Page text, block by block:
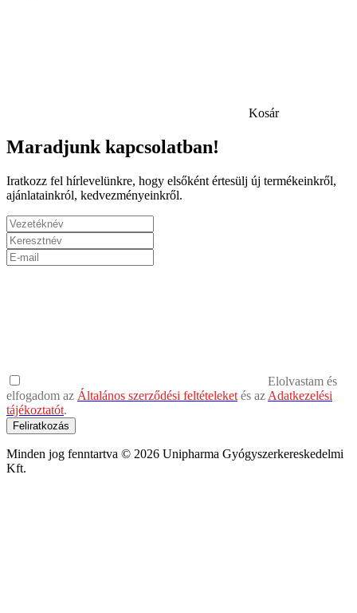
Kosár
Maradjunk kapcsolatban!
Iratkozz fel hírlevelünkre, hogy elsőként értesülj új termékeinkről,
ajánlatainkról, kedvezményeinkről.
Elolvastam és
elfogadom az Általános szerződési feltételeket és az Adatkezelési
tájékoztatót.
Feliratkozás
Minden jog fenntartva © 2026 Unipharma Gyógyszerkereskedelmi
Kft.